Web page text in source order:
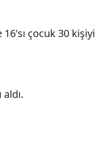
16'sı çocuk 30